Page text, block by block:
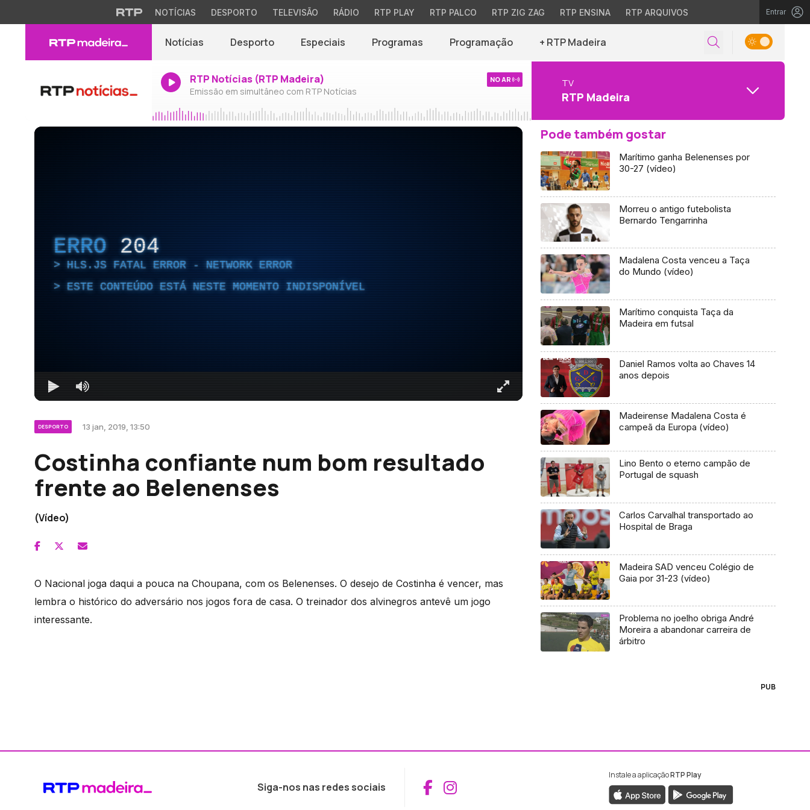
NOTÍCIAS DESPORTO TELEVISÃO RÁDIO RTP PLAY RTP PALCO RTP ZIG ZAG RTP ENSINA RTP ARQUIVOS Entrar
Notícias Desporto Especiais Programas Programação + RTP Madeira
RTP Notícias (RTP Madeira)
Emissão em simultâneo com RTP Notícias
NO AR TV
RTP Madeira
ERRO 204
HLS.JS FATAL ERROR - NETWORK ERROR
ESTE CONTEÚDO ESTÁ NESTE MOMENTO INDISPONÍVEL
DESPORTO 13 jan, 2019, 13:50
Costinha confiante num bom resultado
frente ao Belenenses
(Vídeo)
O Nacional joga daqui a pouca na Choupana, com os Belenenses. O desejo de Costinha é vencer, mas
lembra o histórico do adversário nos jogos fora de casa. O treinador dos alvinegros antevê um jogo
interessante.
Pode também gostar
Marítimo ganha Belenenses por
30-27 (vídeo)
Morreu o antigo futebolista
Bernardo Tengarrinha
Madalena Costa venceu a Taça
do Mundo (vídeo)
Marítimo conquista Taça da
Madeira em futsal
Daniel Ramos volta ao Chaves 14
anos depois
Madeirense Madalena Costa é
campeã da Europa (vídeo)
Lino Bento o eterno campão de
Portugal de squash
Carlos Carvalhal transportado ao
Hospital de Braga
Madeira SAD venceu Colégio de
Gaia por 31-23 (vídeo)
Problema no joelho obriga André
Moreira a abandonar carreira de
árbitro
PUB
Siga-nos nas redes sociais Aceder ao Facebook da RTP Madeira
Aceder ao Instagram da RTP Madeira
Instale a aplicaçãoRTP Play